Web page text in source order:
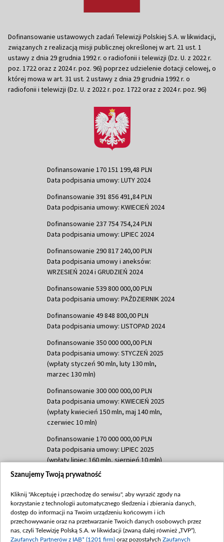
Dofinansowanie ustawowych zadań Telewizji Polskiej S.A. w likwidacji,
związanych z realizacją misji publicznej określonej w art. 21 ust. 1
ustawy z dnia 29 grudnia 1992 r. o radiofonii i telewizji (Dz. U. z 2022 r.
poz. 1722 oraz z 2024 r. poz. 96) poprzez udzielenie dotacji celowej, o
której mowa w art. 31 ust. 2 ustawy z dnia 29 grudnia 1992 r. o
radiofonii i telewizji (Dz. U. z 2022 r. poz. 1722 oraz z 2024 r. poz. 96)
Dofinansowanie 170 151 199,48 PLN
Data podpisania umowy: LUTY 2024
Dofinansowanie 391 856 491,84 PLN
Data podpisania umowy: KWIECIEŃ 2024
Dofinansowanie 237 754 754,24 PLN
Data podpisania umowy: LIPIEC 2024
Dofinansowanie 290 817 240,00 PLN
Data podpisania umowy i aneksów:
WRZESIEŃ 2024 i GRUDZIEŃ 2024
Dofinansowanie 539 800 000,00 PLN
Data podpisania umowy: PAŹDZIERNIK 2024
Dofinansowanie 49 848 800,00 PLN
Data podpisania umowy: LISTOPAD 2024
Dofinansowanie 350 000 000,00 PLN
Data podpisania umowy: STYCZEŃ 2025
(wpłaty styczeń 90 mln, luty 130 mln,
marzec 130 mln)
Dofinansowanie 300 000 000,00 PLN
Data podpisania umowy: KWIECIEŃ 2025
(wpłaty kwiecień 150 mln, maj 140 mln,
czerwiec 10 mln)
Dofinansowanie 170 000 000,00 PLN
Data podpisania umowy: LIPIEC 2025
(wpłaty lipiec 160 mln, sierpień 10 mln)
Dofinansowanie 60 000 000,00 PLN
(wpłata wrzesień 60 mln)
Dofinansowanie 635 783 051,21 PLN
Data podpisania umowy: WRZESIEŃ 2025
(wpłata wrzesień 100 mln, październik 350
Szanujemy Twoją prywatność
Kliknij "Akceptuję i przechodzę do serwisu", aby wyrazić zgody na
korzystanie z technologii automatycznego śledzenia i zbierania danych,
dostęp do informacji na Twoim urządzeniu końcowym i ich
przechowywanie oraz na przetwarzanie Twoich danych osobowych przez
nas, czyli Telewizję Polską S.A. w likwidacji (zwaną dalej również „TVP”),
Zaufanych Partnerów z IAB* (1201 firm) oraz pozostałych Zaufanych